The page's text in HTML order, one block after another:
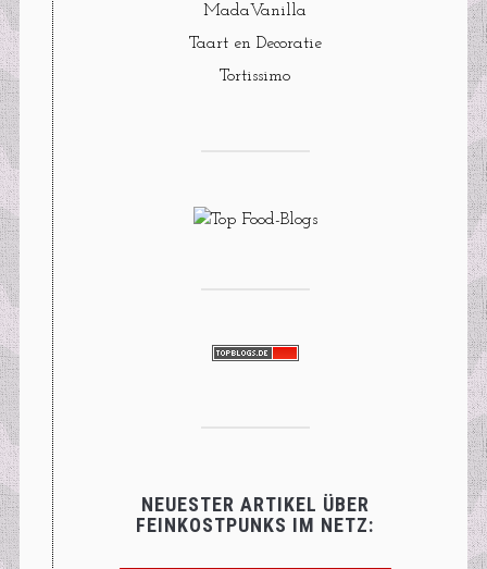
MadaVanilla
Taart en Decoratie
Tortissimo
NEUESTER ARTIKEL ÜBER
FEINKOSTPUNKS IM NETZ: